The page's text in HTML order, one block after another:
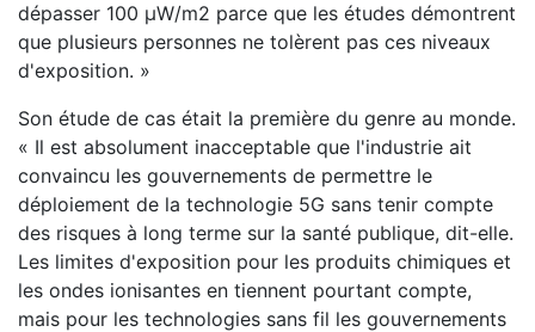
dépasser 100 μW/m2 parce que les études démontrent
que plusieurs personnes ne tolèrent pas ces niveaux
d'exposition. »
Son étude de cas était la première du genre au monde.
« Il est absolument inacceptable que l'industrie ait
convaincu les gouvernements de permettre le
déploiement de la technologie 5G sans tenir compte
des risques à long terme sur la santé publique, dit-elle.
Les limites d'exposition pour les produits chimiques et
les ondes ionisantes en tiennent pourtant compte,
mais pour les technologies sans fil les gouvernements